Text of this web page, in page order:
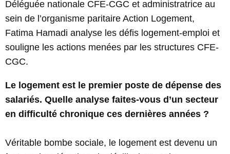
Déléguée nationale CFE-CGC et administratrice au
sein de l’organisme paritaire Action Logement,
Fatima Hamadi analyse les défis logement-emploi et
souligne les actions menées par les structures CFE-
CGC.
Le logement est le premier poste de dépense des
salariés. Quelle analyse faites-vous d’un secteur
en difficulté chronique ces dernières années ?
Véritable bombe sociale, le logement est devenu un